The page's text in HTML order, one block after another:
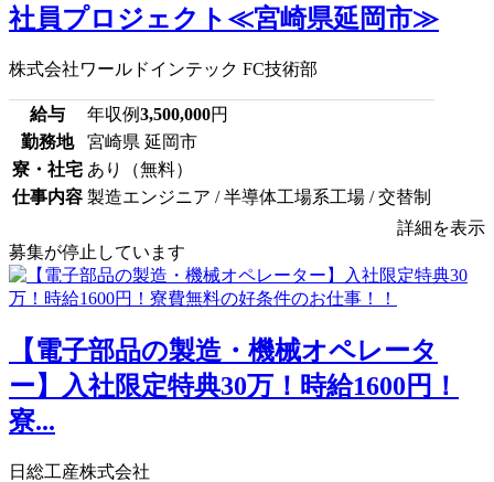
社員プロジェクト≪宮崎県延岡市≫
株式会社ワールドインテック FC技術部
給与 年収例3,500,000円
勤務地
宮崎県 延岡市
寮・社宅 あり（無料）
仕事内容 製造エンジニア / 半導体工場系工場 / 交替制
詳細を表示
募集が停止しています
【電子部品の製造・機械オペレータ
ー】入社限定特典30万！時給1600円！
寮...
日総工産株式会社